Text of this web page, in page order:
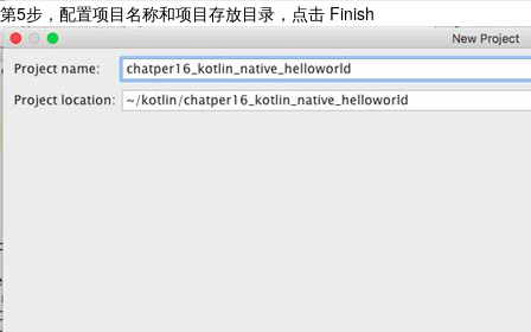
第5步，配置项目名称和项目存放目录，点击 Finish